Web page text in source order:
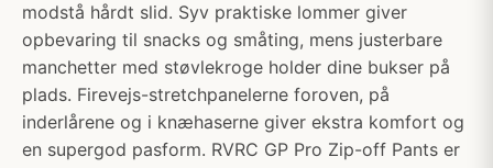
modstå hårdt slid. Syv praktiske lommer giver
opbevaring til snacks og småting, mens justerbare
manchetter med støvlekroge holder dine bukser på
plads. Firevejs-stretchpanelerne foroven, på
inderlårene og i knæhaserne giver ekstra komfort og
en supergod pasform. RVRC GP Pro Zip-off Pants er